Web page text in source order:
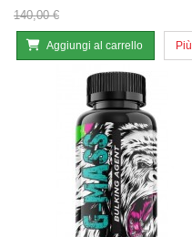
140,00 €
Aggiungi al carrello Più